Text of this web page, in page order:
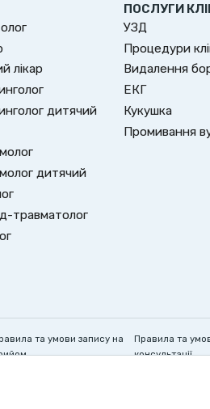
лікар
дитячий
дитячий
травматолог
ПОСЛУГИ
УЗД
Процедури
Видалення
ЕКГ
Кукушка
Промивання
та умови запису на
Правила та
консультації